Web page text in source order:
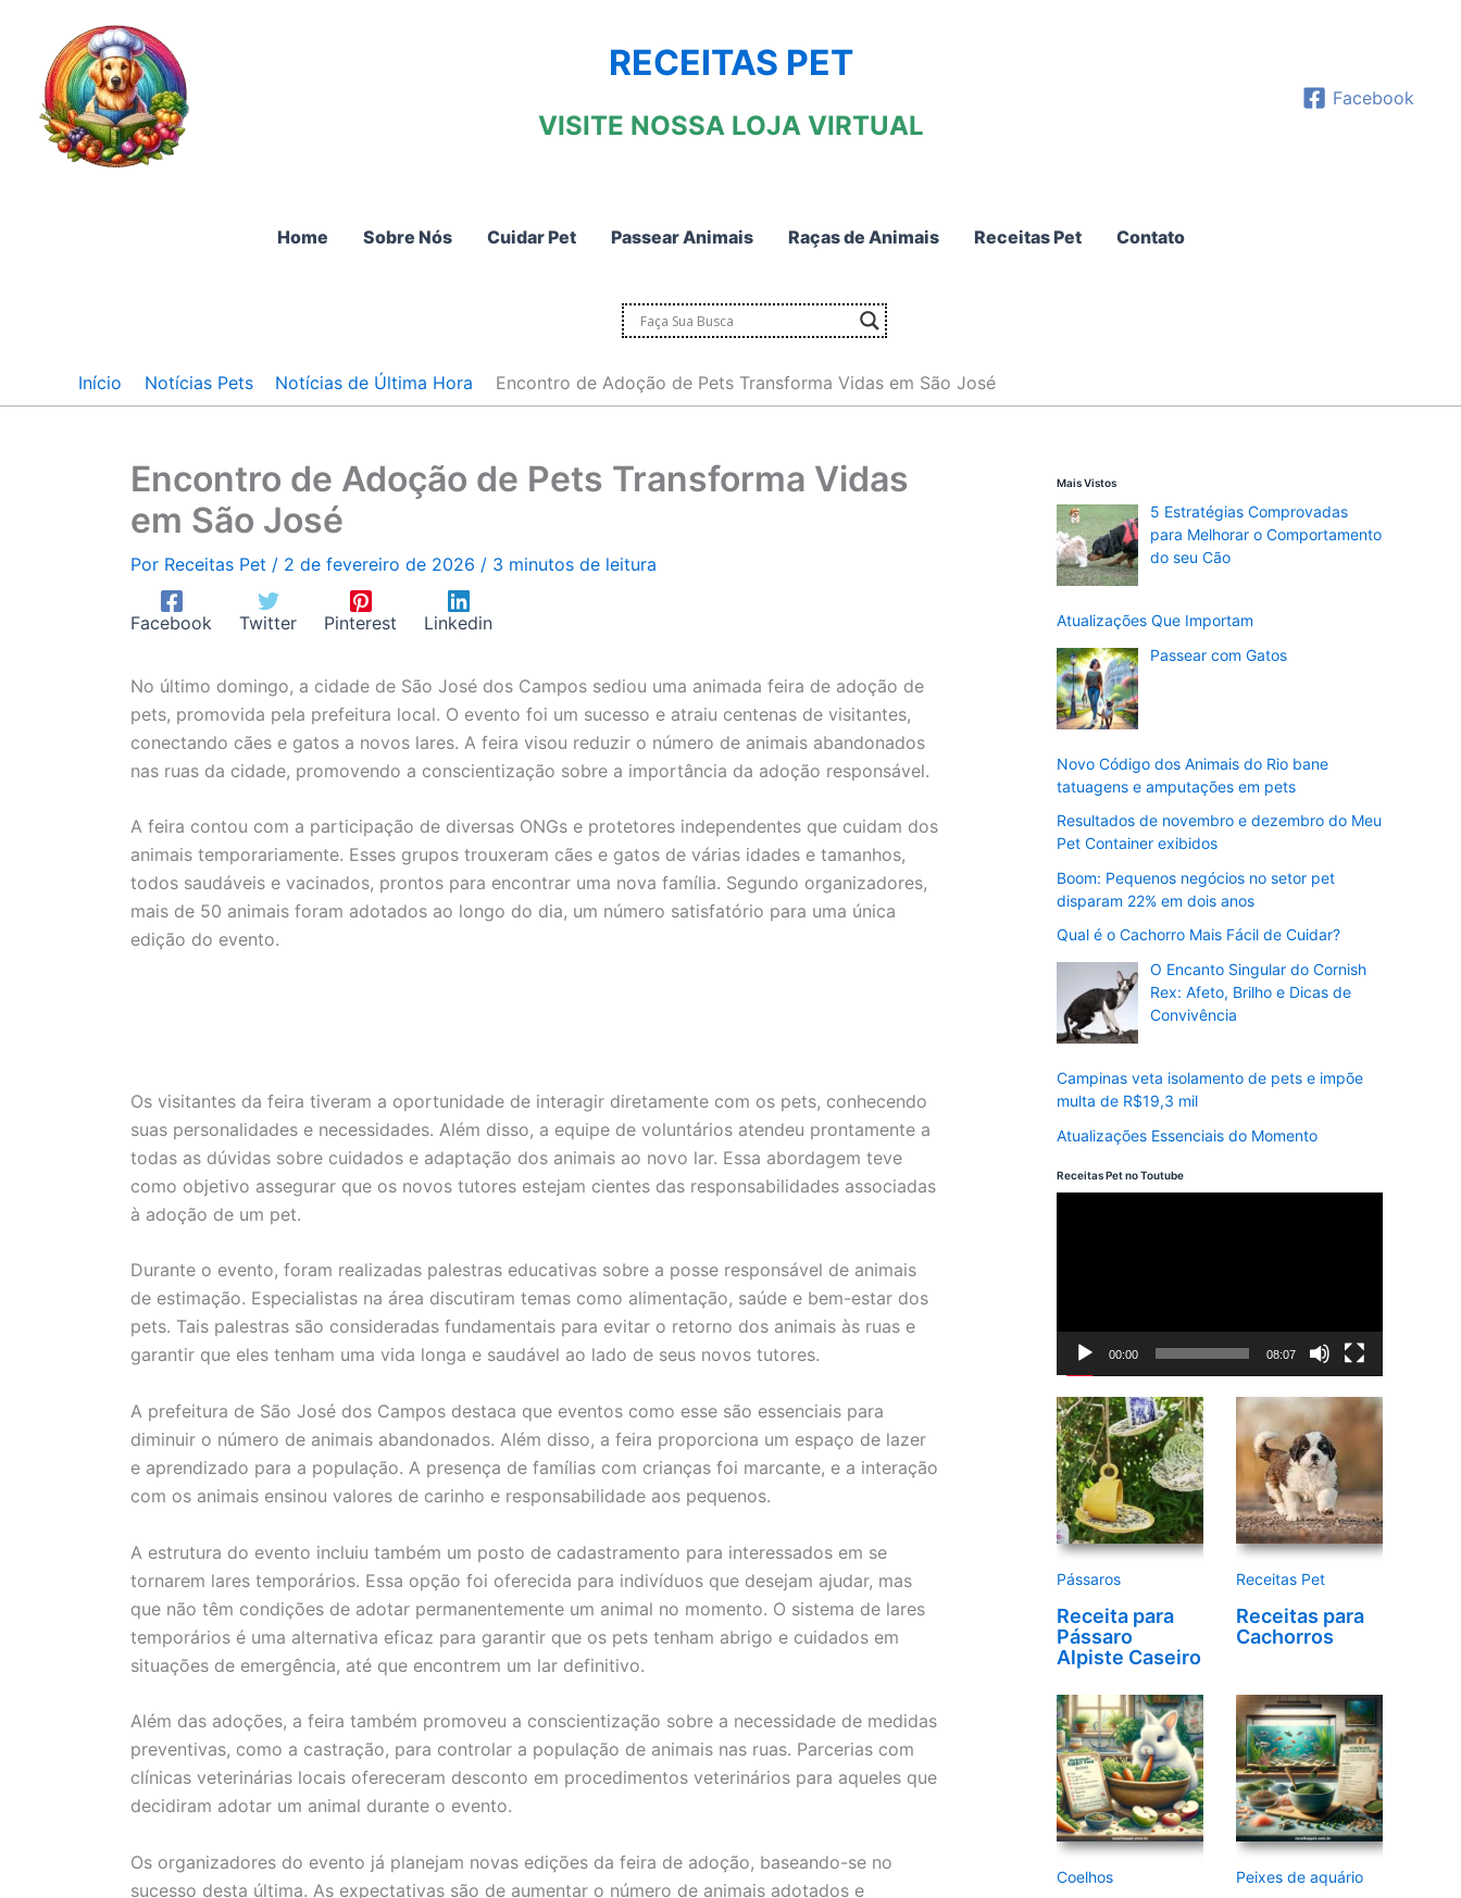
conteúdo
RECEITAS PET
VISITE NOSSA LOJA VIRTUAL
Facebook
Home Sobre Nós Cuidar Pet Passear Animais Raças de Animais Receitas Pet Contato
Início Notícias Pets Notícias de Última Hora Encontro de Adoção de Pets Transforma Vidas em São José
Encontro de Adoção de Pets Transforma Vidas
em São José
Por Receitas Pet / 2 de fevereiro de 2026 / 3 minutos de leitura
Facebook Twitter Pinterest Linkedin
No último domingo, a cidade de São José dos Campos sediou uma animada feira de adoção de
pets, promovida pela prefeitura local. O evento foi um sucesso e atraiu centenas de visitantes,
conectando cães e gatos a novos lares. A feira visou reduzir o número de animais abandonados
nas ruas da cidade, promovendo a conscientização sobre a importância da adoção responsável.
A feira contou com a participação de diversas ONGs e protetores independentes que cuidam dos
animais temporariamente. Esses grupos trouxeram cães e gatos de várias idades e tamanhos,
todos saudáveis e vacinados, prontos para encontrar uma nova família. Segundo organizadores,
mais de 50 animais foram adotados ao longo do dia, um número satisfatório para uma única
edição do evento.
Os visitantes da feira tiveram a oportunidade de interagir diretamente com os pets, conhecendo
suas personalidades e necessidades. Além disso, a equipe de voluntários atendeu prontamente a
todas as dúvidas sobre cuidados e adaptação dos animais ao novo lar. Essa abordagem teve
como objetivo assegurar que os novos tutores estejam cientes das responsabilidades associadas
à adoção de um pet.
Durante o evento, foram realizadas palestras educativas sobre a posse responsável de animais
de estimação. Especialistas na área discutiram temas como alimentação, saúde e bem-estar dos
pets. Tais palestras são consideradas fundamentais para evitar o retorno dos animais às ruas e
garantir que eles tenham uma vida longa e saudável ao lado de seus novos tutores.
A prefeitura de São José dos Campos destaca que eventos como esse são essenciais para
diminuir o número de animais abandonados. Além disso, a feira proporciona um espaço de lazer
e aprendizado para a população. A presença de famílias com crianças foi marcante, e a interação
com os animais ensinou valores de carinho e responsabilidade aos pequenos.
A estrutura do evento incluiu também um posto de cadastramento para interessados em se
tornarem lares temporários. Essa opção foi oferecida para indivíduos que desejam ajudar, mas
que não têm condições de adotar permanentemente um animal no momento. O sistema de lares
temporários é uma alternativa eficaz para garantir que os pets tenham abrigo e cuidados em
situações de emergência, até que encontrem um lar definitivo.
Além das adoções, a feira também promoveu a conscientização sobre a necessidade de medidas
preventivas, como a castração, para controlar a população de animais nas ruas. Parcerias com
clínicas veterinárias locais ofereceram desconto em procedimentos veterinários para aqueles que
decidiram adotar um animal durante o evento.
Os organizadores do evento já planejam novas edições da feira de adoção, baseando-se no
sucesso desta última. As expectativas são de aumentar o número de animais adotados e
Mais Vistos
5 Estratégias Comprovadas
para Melhorar o Comportamento
do seu Cão
Atualizações Que Importam
Passear com Gatos
Novo Código dos Animais do Rio bane
tatuagens e amputações em pets
Resultados de novembro e dezembro do Meu
Pet Container exibidos
Boom: Pequenos negócios no setor pet
disparam 22% em dois anos
Qual é o Cachorro Mais Fácil de Cuidar?
O Encanto Singular do Cornish
Rex: Afeto, Brilho e Dicas de
Convivência
Campinas veta isolamento de pets e impõe
multa de R$19,3 mil
Atualizações Essenciais do Momento
Receitas Pet no Toutube
d
d
e
v
í
d
e
00:00 08:07
Pássaros
Receita para
Pássaro
Alpiste Caseiro
Receitas Pet
Receitas para
Cachorros
Coelhos
Peixes de aquário